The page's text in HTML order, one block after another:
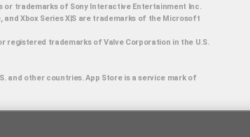
or trademarks of Sony Interactive Entertainment Inc.
and Xbox Series X|S are trademarks of the Microsoft
registered trademarks of Valve Corporation in the U.S.
and other countries. App Store is a service mark of